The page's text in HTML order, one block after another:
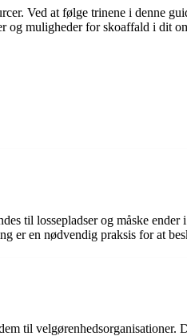
Ved at følge trinene i denne
muligheder for skoaffald i dit
til lossepladser og måske
er en nødvendig praksis for at
til